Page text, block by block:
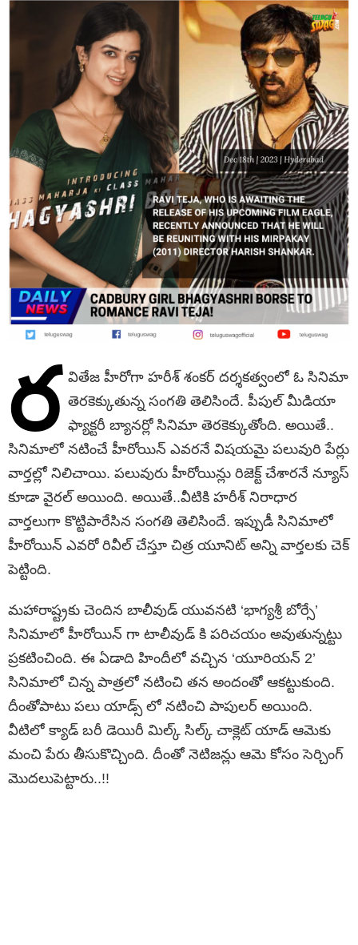
ర వితేజ హీరోగా హరీశ్ శంకర్ దర్శకత్వంలో ఓ సినిమా
తెరకెక్కుతున్న సంగతి తెలిసిందే. పీపుల్ మీడియా
ఫ్యాక్టరీ బ్యానర్లో సినిమా తెరకెక్కుతోంది. అయితే..
సినిమాలో నటించే హీరోయిన్ ఎవరనే విషయమై పలువురి పేర్లు
వార్తల్లో నిలిచాయి. పలువురు హీరోయిన్లు రిజెక్ట్ చేశారనే న్యూస్
కూడా వైరల్ అయింది. అయితే..వీటికి హరీశ్ నిరాధార
వార్తలుగా కొట్టిపారేసిన సంగతి తెలిసిందే. ఇప్పుడీ సినిమాలో
హీరోయిన్ ఎవరో రివీల్ చేస్తూ చిత్ర యూనిట్ అన్ని వార్తలకు చెక్
పెట్టింది.
మహారాష్ట్రకు చెందిన బాలీవుడ్ యువనటి ‘భాగ్యశ్రీ బోర్సే’
సినిమాలో హీరోయిన్ గా టాలీవుడ్ కి పరిచయం అవుతున్నట్టు
ప్రకటించింది. ఈ ఏడాది హిందీలో వచ్చిన ‘యూరియన్ 2’
సినిమాలో చిన్న పాత్రలో నటించి తన అందంతో ఆకట్టుకుంది.
దీంతోపాటు పలు యాడ్స్ లో నటించి పాపులర్ అయింది.
వీటిలో క్యాడ్ బరీ డెయిరీ మిల్క్ సిల్క్ చాక్లెట్ యాడ్ ఆమెకు
మంచి పేరు తీసుకొచ్చింది. దీంతో నెటిజన్లు ఆమె కోసం సెర్చింగ్
మొదలుపెట్టారు..!!